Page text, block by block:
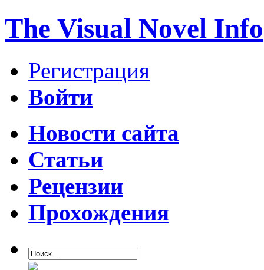
The Visual Novel Info
Регистрация
Войти
Новости сайта
Статьи
Рецензии
Прохождения